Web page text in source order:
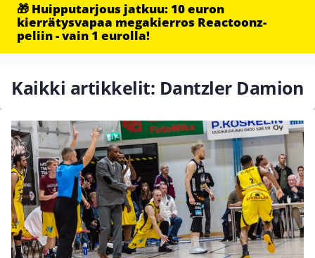
🎁 Huipputarjous jatkuu: 10 euron
kierrätysvapaa megakierros Reactoonz-
peliin - vain 1 eurolla!
Kaikki artikkelit: Dantzler Damion